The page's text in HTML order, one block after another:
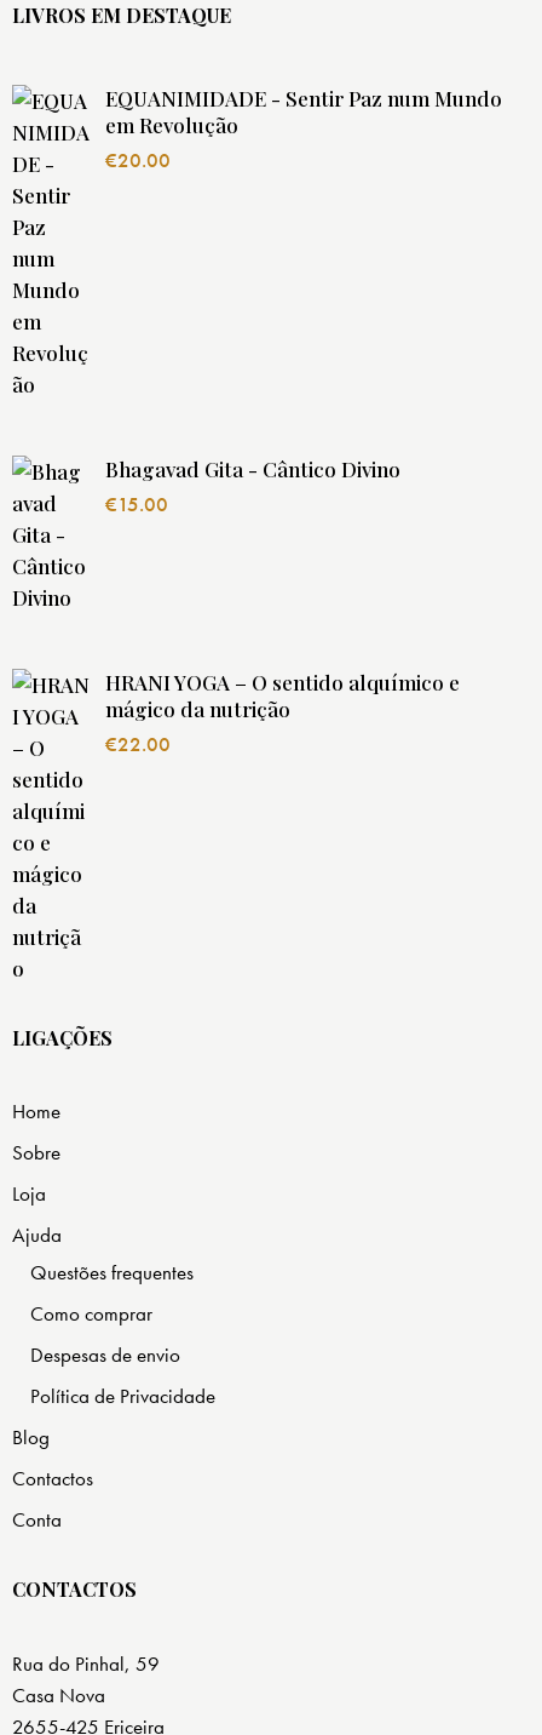
LIVROS EM DESTAQUE
EQUANIMIDADE - Sentir Paz num Mundo
em Revolução
€20.00
Bhagavad Gita - Cântico Divino
€15.00
HRANI YOGA – O sentido alquímico e
mágico da nutrição
€22.00
LIGAÇÕES
Home
Sobre
Loja
Ajuda
Questões frequentes
Como comprar
Despesas de envio
Política de Privacidade
Blog
Contactos
Conta
CONTACTOS
Rua do Pinhal, 59
Casa Nova
2655-425 Ericeira